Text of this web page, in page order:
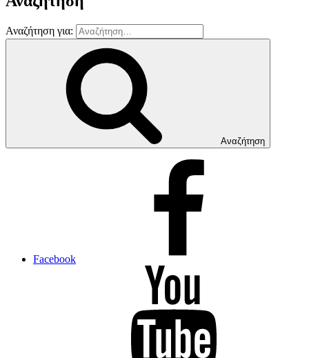
Αναζήτηση για:
Αναζήτηση
Facebook